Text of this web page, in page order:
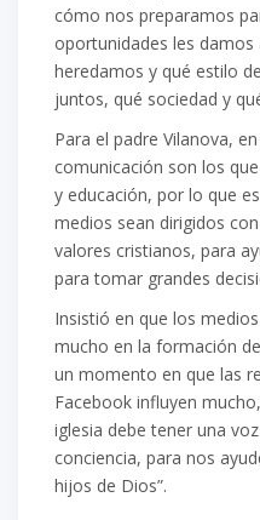
cómo nos preparamos
oportunidades les
heredamos y qué estilo
juntos, qué sociedad y
Para el padre Vilanova,
comunicación son los
y educación, por lo que
medios sean dirigidos
valores cristianos, para
para tomar grandes
Insistió en que los
mucho en la formación
un momento en que las
Facebook influyen
iglesia debe tener una
conciencia, para nos
hijos de Dios”.